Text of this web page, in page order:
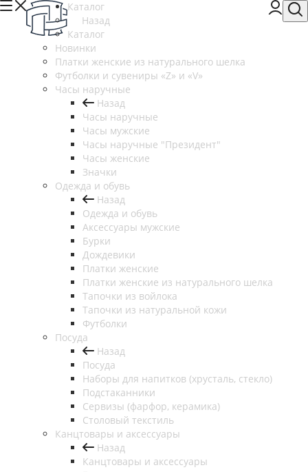
Каталог
Назад
Каталог
Новинки
Платки женские из натурального шелка
Футболки и сувениры «Z» и «V»
Часы наручные
Назад
Часы наручные
Часы мужские
Часы наручные "Президент"
Часы женские
Значки
Одежда и обувь
Назад
Одежда и обувь
Аксессуары мужские
Бурки
Дождевики
Платки женские
Платки женские из натурального шелка
Тапочки из войлока
Тапочки из натуральной кожи
Футболки
Посуда
Назад
Посуда
Наборы для напитков (хрусталь, стекло)
Подстаканники
Сервизы (фарфор, керамика)
Столовый текстиль
Канцтовары и аксессуары
Назад
Канцтовары и аксессуары